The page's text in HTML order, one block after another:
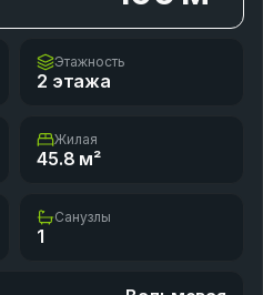
Этажность
2 этажа
Жилая
45.8 м²
Санузлы
1